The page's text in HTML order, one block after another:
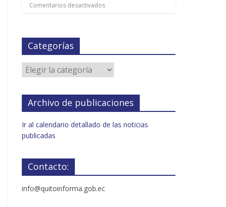
Comentarios desactivados
Categorías
Archivo de publicaciones
Ir al calendario detallado de las noticias
publicadas
Contacto:
info@quitoinforma.gob.ec